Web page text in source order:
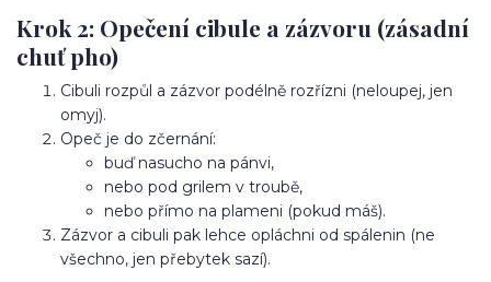
Krok 2: Opečení cibule a zázvoru (zásadní
chuť pho)
Cibuli rozpůl a zázvor podélně rozřízni (neloupej, jen
omyj).
Opeč je do zčernání:
buď nasucho na pánvi,
nebo pod grilem v troubě,
nebo přímo na plameni (pokud máš).
Zázvor a cibuli pak lehce opláchni od spálenin (ne
všechno, jen přebytek sazí).